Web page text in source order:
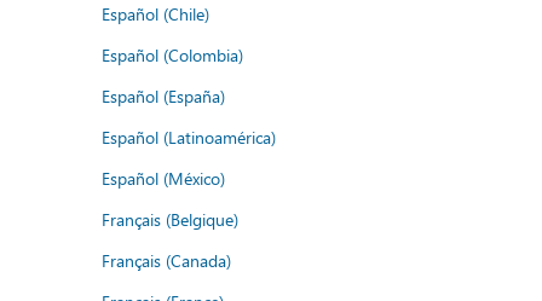
Español (Chile)
Español (Colombia)
Español (España)
Español (Latinoamérica)
Español (México)
Français (Belgique)
Français (Canada)